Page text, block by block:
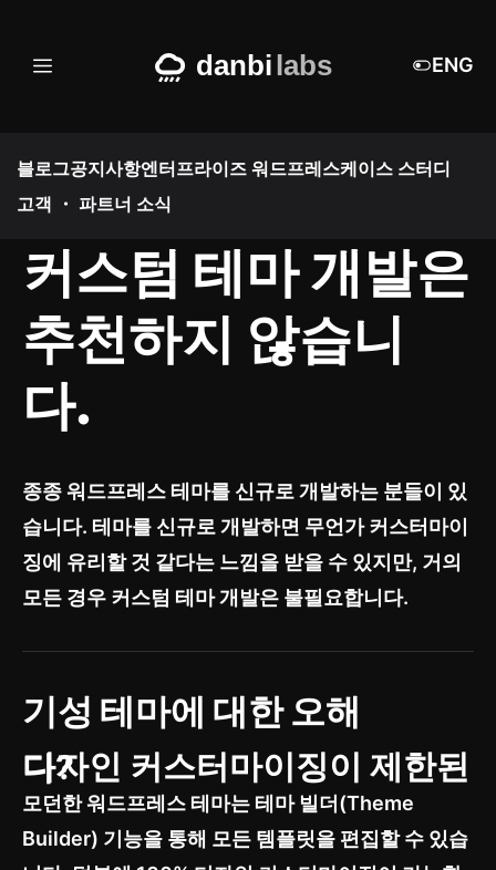
메 ENG
블로그공지사항엔터프라이즈 워드프레스케이스 스터디
고객 ・ 파트너 소식
커스텀 테마 개발은
추천하지 않습니
다.
종종 워드프레스 테마를 신규로 개발하는 분들이 있
습니다. 테마를 신규로 개발하면 무언가 커스터마이
징에 유리할 것 같다는 느낌을 받을 수 있지만, 거의
모든 경우 커스텀 테마 개발은 불필요합니다.
기성 테마에 대한 오해
디자인 커스터마이징이 제한된다?
모던한 워드프레스 테마는 테마 빌더(Theme
Builder) 기능을 통해 모든 템플릿을 편집할 수 있습